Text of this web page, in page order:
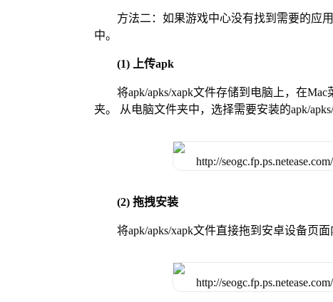
方法二：如果游戏中心没有找到需要的应
中。
(1) 上传apk
将apk/apks/xapk文件存储到电脑上，在
夹。 从电脑文件夹中，选择需要安装的apk/
(2) 拖拽安装
将apk/apks/xapk文件直接拖到安卓设备页